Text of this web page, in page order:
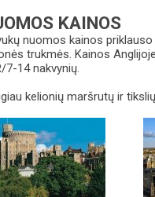
KAINOS
nuomos kainos
trukmės. Kainos
7-14 nakvynių.
kelionių maršrutų ir